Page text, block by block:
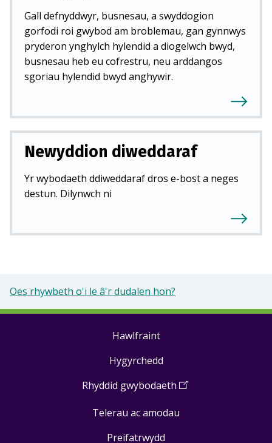
Gall defnyddwyr, busnesau, a swyddogion
gorfodi roi gwybod am broblemau, gan gynnwys
pryderon ynghylch hylendid a diogelwch bwyd,
busnesau heb eu cofrestru, neu arddangos
sgoriau hylendid bwyd anghywir.
Newyddion diweddaraf
Yr wybodaeth ddiweddaraf dros e-bost a neges
destun. Dilynwch ni
Oes rhywbeth o'i le â'r dudalen hon?
Hawlfraint
Hygyrchedd
Rhyddid gwybodaeth (Open
a
Telerau ac amodau
Preifatrwydd